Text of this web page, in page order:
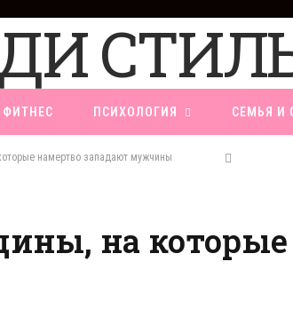
ФИТНЕС ПСИХОЛОГИЯ СЕМЬЯ И
намертво западают мужчины
на